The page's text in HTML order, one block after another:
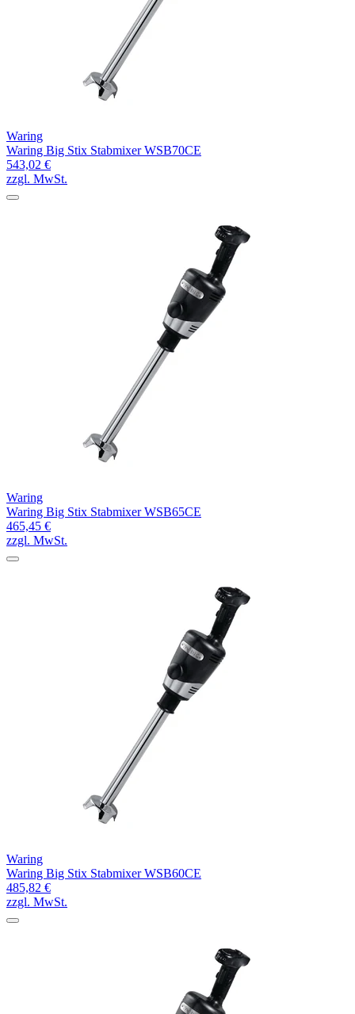
Waring
Waring Big Stix Stabmixer WSB70CE
543,02 €
zzgl. MwSt.
Waring
Waring Big Stix Stabmixer WSB65CE
465,45 €
zzgl. MwSt.
Waring
Waring Big Stix Stabmixer WSB60CE
485,82 €
zzgl. MwSt.